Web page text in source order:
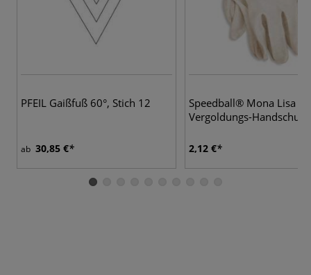
PFEIL Gaißfuß 60°, Stich 12
ab 30,85 €
Speedball® Mona Lisa
Vergoldungs-Handschuhe
2,12 €